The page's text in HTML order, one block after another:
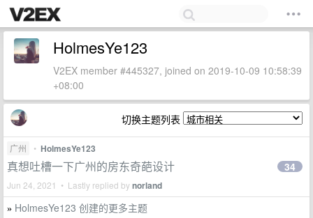
HolmesYe123
V2EX member #445327, joined on 2019-10-09 10:58:39
+08:00
切换主题列表
广州 • HolmesYe123
真想吐槽一下广州的房东奇葩设计
Jun 24, 2021 • Lastly replied bynorland
34
» HolmesYe123 创建的更多主题